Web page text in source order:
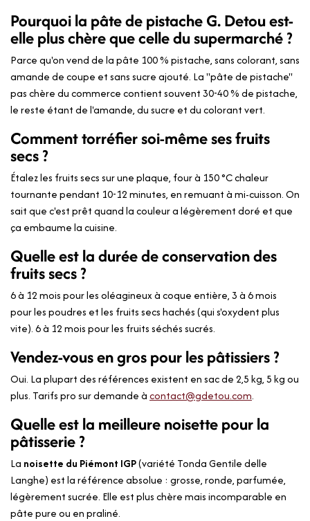
Pourquoi la pâte de pistache G. Detou est-
elle plus chère que celle du supermarché ?
Parce qu'on vend de la pâte 100 % pistache, sans colorant, sans
amande de coupe et sans sucre ajouté. La "pâte de pistache"
pas chère du commerce contient souvent 30-40 % de pistache,
le reste étant de l'amande, du sucre et du colorant vert.
Comment torréfier soi-même ses fruits
secs ?
Étalez les fruits secs sur une plaque, four à 150 °C chaleur
tournante pendant 10-12 minutes, en remuant à mi-cuisson. On
sait que c'est prêt quand la couleur a légèrement doré et que
ça embaume la cuisine.
Quelle est la durée de conservation des
fruits secs ?
6 à 12 mois pour les oléagineux à coque entière, 3 à 6 mois
pour les poudres et les fruits secs hachés (qui s'oxydent plus
vite). 6 à 12 mois pour les fruits séchés sucrés.
Vendez-vous en gros pour les pâtissiers ?
Oui. La plupart des références existent en sac de 2,5 kg, 5 kg ou
plus. Tarifs pro sur demande àcontact@gdetou.com.
Quelle est la meilleure noisette pour la
pâtisserie ?
La noisette du Piémont IGP(variété Tonda Gentile delle
Langhe) est la référence absolue : grosse, ronde, parfumée,
légèrement sucrée. Elle est plus chère mais incomparable en
pâte pure ou en praliné.